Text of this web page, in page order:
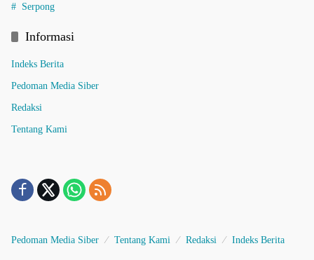
Serpong
Informasi
Indeks Berita
Pedoman Media Siber
Redaksi
Tentang Kami
Pedoman Media Siber Tentang Kami Redaksi Indeks Berita